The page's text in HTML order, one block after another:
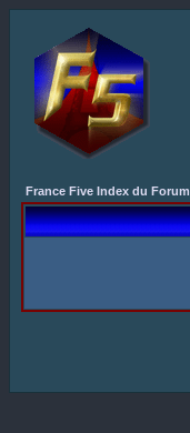
France Five Index du Forum